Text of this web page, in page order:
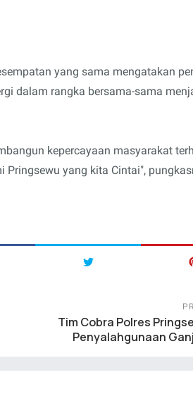
yang sama mengatakan
dalam rangka bersama-sama
kepercayaan masyarakat
yang kita Cintai",
Tim Cobra Polres
Penyalahgunaan